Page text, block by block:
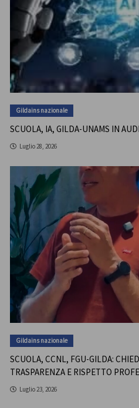
Gildains nazionale
SCUOLA, IA, GILDA-UNAMS IN
Luglio 28, 2026
Gildains nazionale
SCUOLA, CCNL, FGU-GILDA:
TRASPARENZA E RISPETTO
Luglio 23, 2026